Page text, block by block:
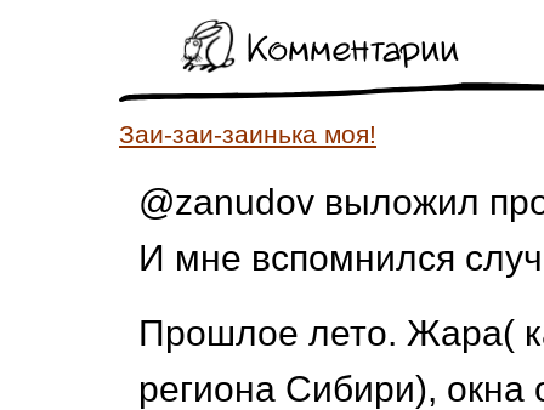
Комментарии
Заи-заи-заинька моя!
@zanudov выложил
И мне вспомнился
Прошлое лето. Жара(
региона Сибири), окна